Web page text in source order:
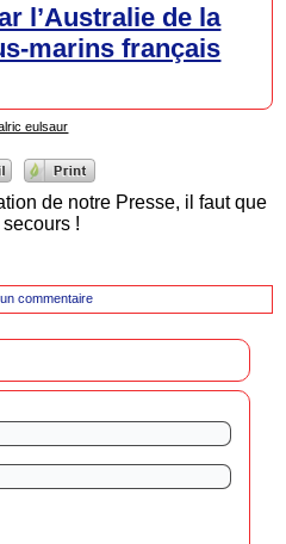
l’Australie de la
marins français
eulsaur
de notre Presse, il faut que
!
un commentaire